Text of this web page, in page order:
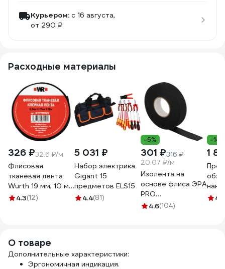
Курьером: c 16 августа,
от 290 ₽
Расходные материалы
326 ₽32.6 ₽/м
Флисовая
тканевая лента
Wurth 19 мм, 10 м
5997719615090 1
4.3(12)
5 031 ₽
Набор электрика
Gigant 15
предметов ELS15
4.4(81)
-5%
301 ₽316 ₽
20.07 ₽/м
Изолента на
основе флиса ЭРА
PRO
PROFLEEC1915 19
4.6(104)
-
1
4.5
О товаре
Дополнительные характеристики:
Эргономичная индикация.